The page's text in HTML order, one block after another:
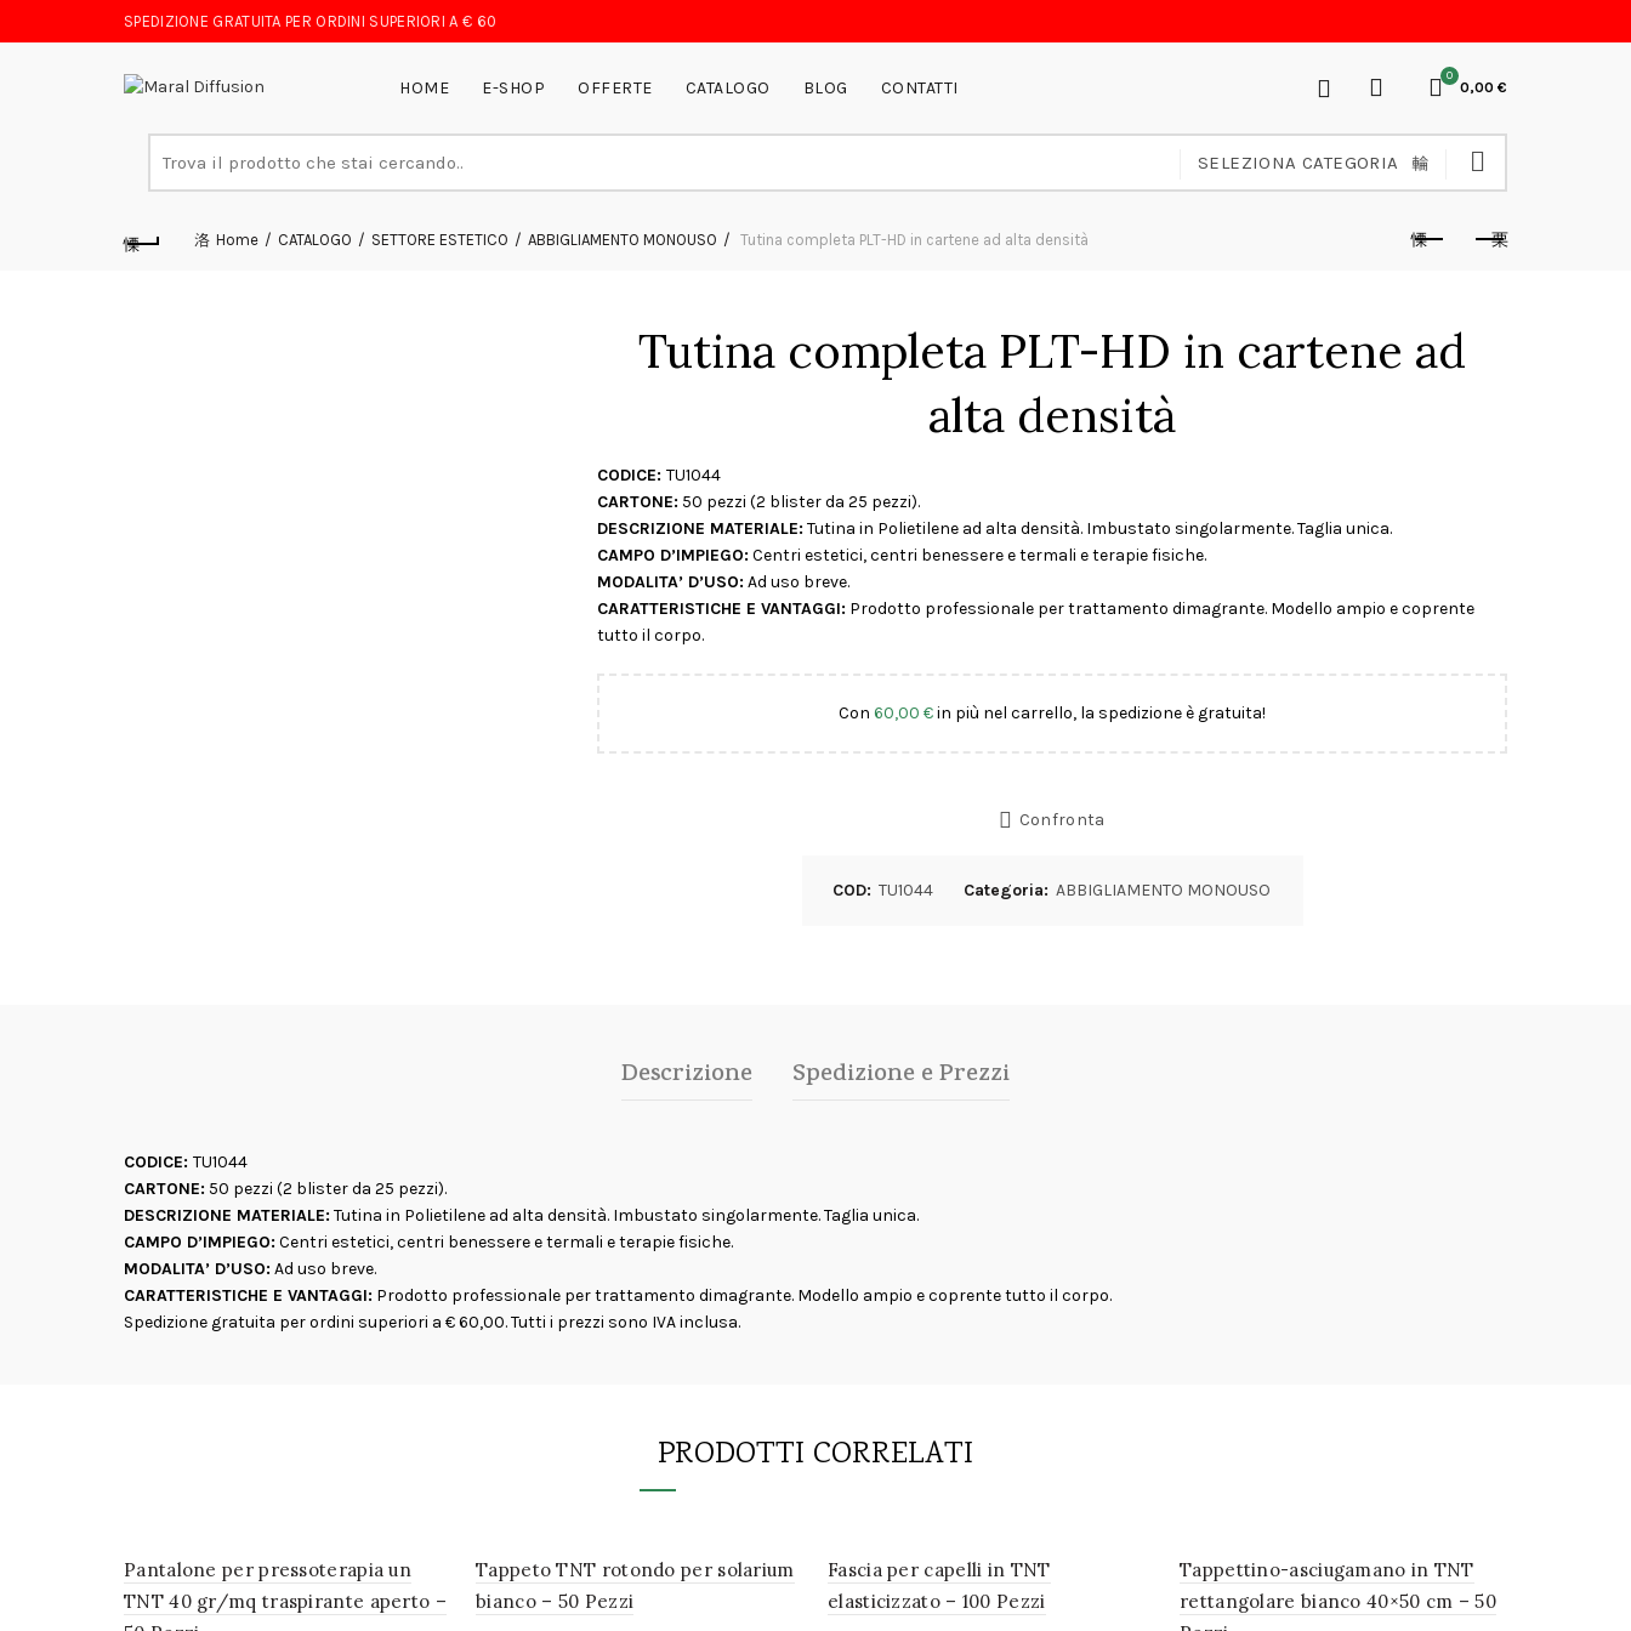
SPEDIZIONE GRATUITA PER ORDINI SUPERIORI A € 60
HOME E-SHOP OFFERTE CATALOGO BLOG CONTATTI
0
0,00 €
for:
SELEZIONA CATEGORIA
Home CATALOGO SETTORE ESTETICO ABBIGLIAMENTO MONOUSO Tutina completa PLT-HD in cartene ad alta densità
Tutina completa PLT-HD in cartene ad
alta densità
CODICE: TU1044
CARTONE: 50 pezzi (2 blister da 25 pezzi).
DESCRIZIONE MATERIALE: Tutina in Polietilene ad alta densità. Imbustato singolarmente. Taglia unica.
CAMPO D’IMPIEGO: Centri estetici, centri benessere e termali e terapie fisiche.
MODALITA’ D’USO: Ad uso breve.
CARATTERISTICHE E VANTAGGI: Prodotto professionale per trattamento dimagrante. Modello ampio e coprente
tutto il corpo.
Con 60,00 €in più nel carrello, la spedizione è gratuita!
Confronta
COD: TU1044 Categoria: ABBIGLIAMENTO MONOUSO
Descrizione Spedizione e Prezzi
CODICE: TU1044
CARTONE: 50 pezzi (2 blister da 25 pezzi).
DESCRIZIONE MATERIALE: Tutina in Polietilene ad alta densità. Imbustato singolarmente. Taglia unica.
CAMPO D’IMPIEGO: Centri estetici, centri benessere e termali e terapie fisiche.
MODALITA’ D’USO: Ad uso breve.
CARATTERISTICHE E VANTAGGI: Prodotto professionale per trattamento dimagrante. Modello ampio e coprente tutto il corpo.
Spedizione gratuita per ordini superiori a € 60,00. Tutti i prezzi sono IVA inclusa.
PRODOTTI CORRELATI
Pantalone per pressoterapia un
TNT 40 gr/mq traspirante aperto –
Tappeto TNT rotondo per solarium
bianco – 50 Pezzi
Fascia per capelli in TNT
elasticizzato – 100 Pezzi
Tappettino-asciugamano in TNT
rettangolare bianco 40×50 cm – 50